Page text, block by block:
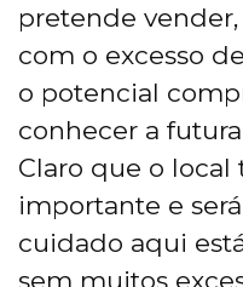
pretende
com o excesso
o potencial
conhecer a
Claro que o
importante e
cuidado aqui
sem muitos